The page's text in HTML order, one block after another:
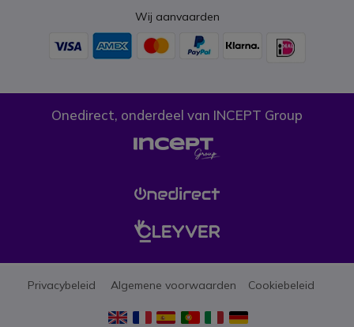
Wij aanvaarden
Onedirect, onderdeel van INCEPT Group
Privacybeleid Algemene voorwaarden Cookiebeleid